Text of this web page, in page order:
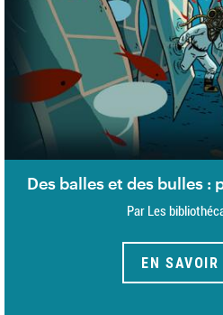
Des balles et des bulles :
Par Les
EN SAVOIR